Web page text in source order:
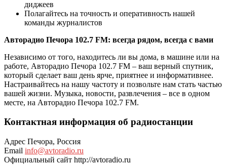
диджеев
Полагайтесь на точность и оперативность нашей
команды журналистов
Авторадио Печора 102.7 FM: всегда рядом, всегда с вами
Независимо от того, находитесь ли вы дома, в машине или на
работе, Авторадио Печора 102.7 FM – ваш верный спутник,
который сделает ваш день ярче, приятнее и информативнее.
Настраивайтесь на нашу частоту и позвольте нам стать частью
вашей жизни. Музыка, новости, развлечения – все в одном
месте, на Авторадио Печора 102.7 FM.
Контактная информация об радиостанции
Адрес Печора, Россия
Email info@avtoradio.ru
Официальный сайт http://avtoradio.ru